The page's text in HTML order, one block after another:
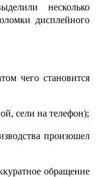
несколько
дисплейного
чего становится
сели на телефон);
произошел
обращение